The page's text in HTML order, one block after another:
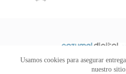
Usamos cookies para asegurar
nuestro